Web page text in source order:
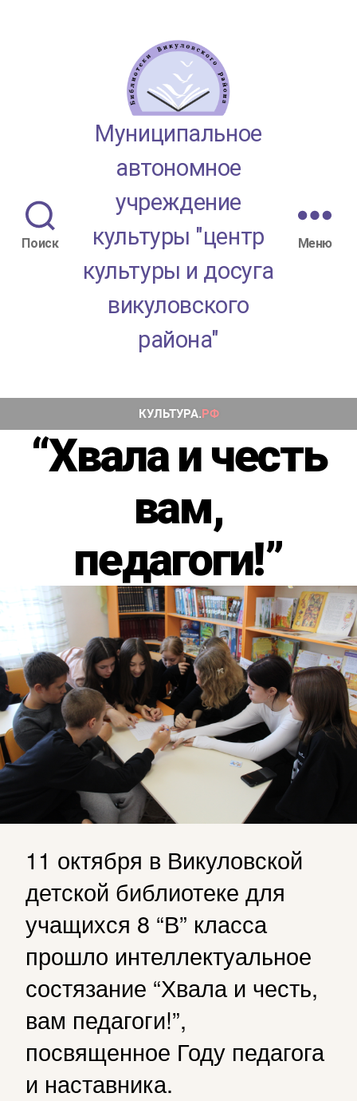
Поиск
МАУК
"ЦКД
района"
Муниципальное
автономное
учреждение
культуры "центр
культуры и досуга
викуловского
района"
Меню
“Хвала и честь
вам,
педагоги!”
11 октября в Викуловской
детской библиотеке для
учащихся 8 “В” класса
прошло интеллектуальное
состязание “Хвала и честь,
вам педагоги!”,
посвященное Году педагога
и наставника.